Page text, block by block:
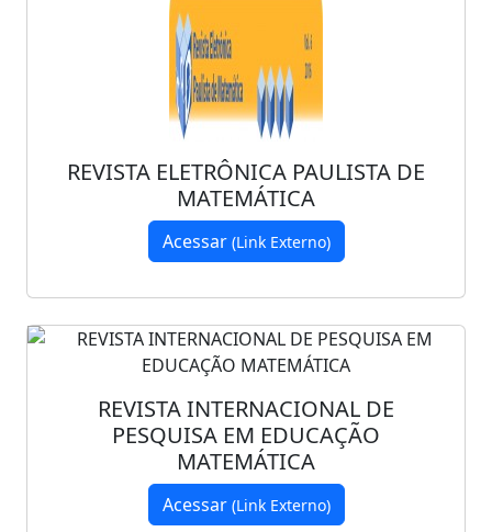
REVISTA ELETRÔNICA PAULISTA DE
MATEMÁTICA
Acessar (Link Externo)
REVISTA INTERNACIONAL DE
PESQUISA EM EDUCAÇÃO
MATEMÁTICA
Acessar (Link Externo)